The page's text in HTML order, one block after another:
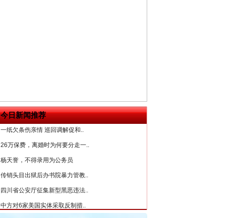
今日新闻推荐
半生相守，一别两宽：这场老年..
一纸欠条伤亲情 巡回调解促和..
26万保费，离婚时为何要分走一..
杨天誉，不得录用为公务员
传销头目出狱后办书院暴力管教..
四川省公安厅征集新型黑恶违法..
中方对6家美国实体采取反制措..
中国发起首例对外贸易国家安全..
“神药”背后的真相